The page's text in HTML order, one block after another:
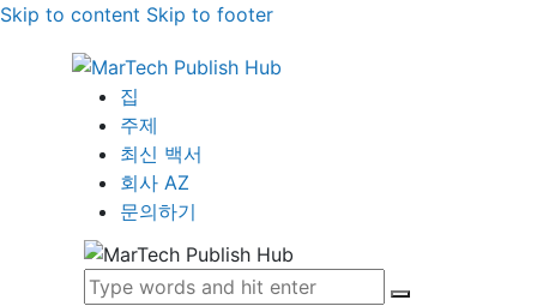
Skip to content Skip to footer
집
주제
최신 백서
회사 AZ
문의하기